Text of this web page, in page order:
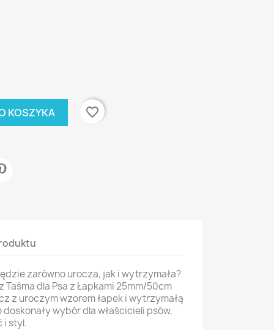
KOSZYKA favorite_border
zarówno urocza, jak i wytrzymała?
Taśma dla Psa z Łapkami 25mm/50cm
z uroczym wzorem łapek i wytrzymałą
wybór dla właścicieli psów,
i styl.